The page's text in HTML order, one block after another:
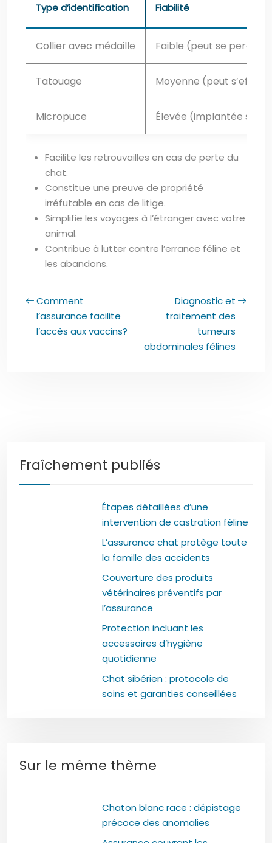
Type d’identification Fiabilité
Collier avec médaille Faible (peut se perdre)
Tatouage Moyenne (peut
Micropuce Élevée (implantée sous
Facilite les retrouvailles en cas de perte du
chat.
Constitue une preuve de propriété
irréfutable en cas de litige.
Simplifie les voyages à l’étranger avec votre
animal.
Contribue à lutter contre l’errance féline et
les abandons.
Comment
l’assurance facilite
l’accès aux vaccins?
Diagnostic et
traitement des
tumeurs
abdominales félines
Fraîchement publiés
Étapes détaillées d’une
intervention de castration féline
L’assurance chat protège toute
la famille des accidents
Couverture des produits
vétérinaires préventifs par
l’assurance
Protection incluant les
accessoires d’hygiène
quotidienne
Chat sibérien : protocole de
soins et garanties conseillées
Sur le même thème
Chaton blanc race : dépistage
précoce des anomalies